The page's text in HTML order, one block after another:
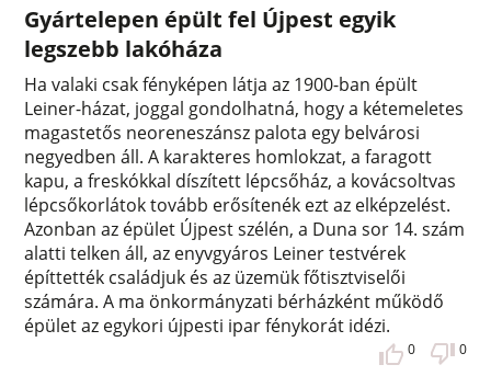
Gyártelepen épült fel Újpest egyik
legszebb lakóháza
Ha valaki csak fényképen látja az 1900-ban épült
Leiner-házat, joggal gondolhatná, hogy a kétemeletes
magastetős neoreneszánsz palota egy belvárosi
negyedben áll. A karakteres homlokzat, a faragott
kapu, a freskókkal díszített lépcsőház, a kovácsoltvas
lépcsőkorlátok tovább erősítenék ezt az elképzelést.
Azonban az épület Újpest szélén, a Duna sor 14. szám
alatti telken áll, az enyvgyáros Leiner testvérek
építtették családjuk és az üzemük főtisztviselői
számára. A ma önkormányzati bérházként működő
épület az egykori újpesti ipar fénykorát idézi.
0 0